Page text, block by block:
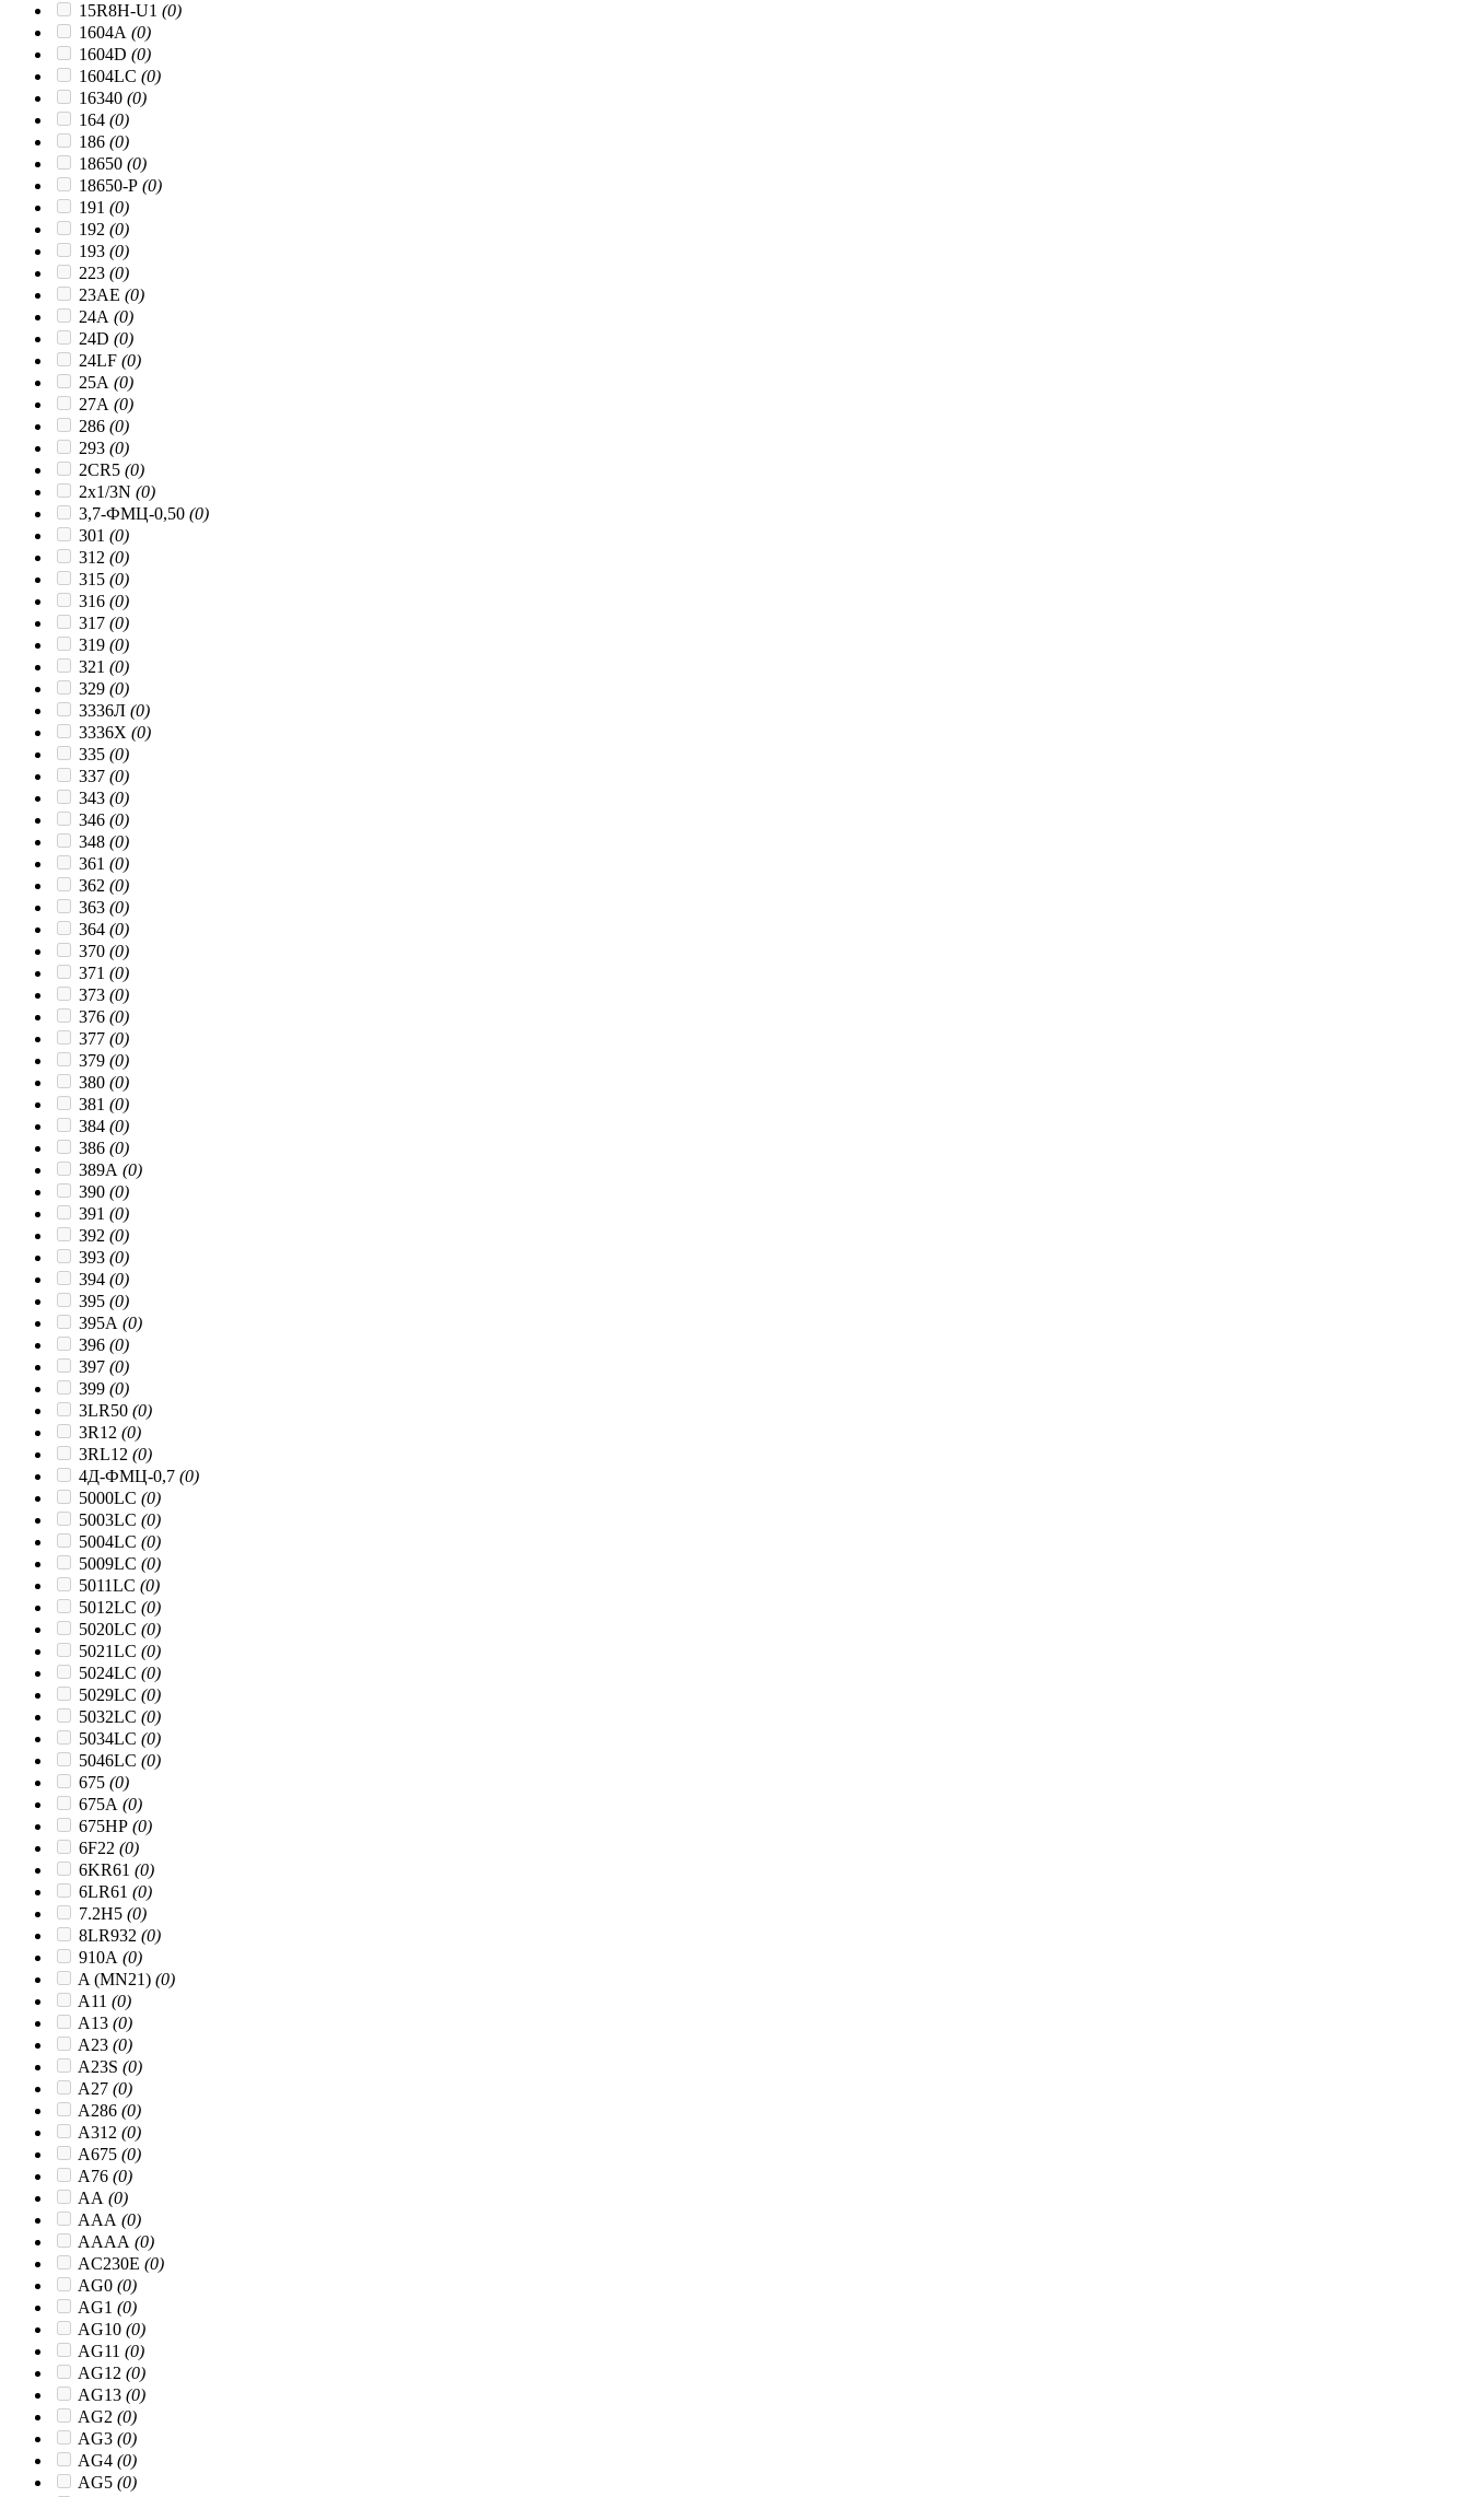
15R8H-U1 (0)
1604A (0)
1604D (0)
1604LC (0)
16340 (0)
164 (0)
186 (0)
18650 (0)
18650-P (0)
191 (0)
192 (0)
193 (0)
223 (0)
23AЕ (0)
24A (0)
24D (0)
24LF (0)
25A (0)
27A (0)
286 (0)
293 (0)
2CR5 (0)
2x1/3N (0)
3,7-ФМЦ-0,50 (0)
301 (0)
312 (0)
315 (0)
316 (0)
317 (0)
319 (0)
321 (0)
329 (0)
3336Л (0)
3336Х (0)
335 (0)
337 (0)
343 (0)
346 (0)
348 (0)
361 (0)
362 (0)
363 (0)
364 (0)
370 (0)
371 (0)
373 (0)
376 (0)
377 (0)
379 (0)
380 (0)
381 (0)
384 (0)
386 (0)
389A (0)
390 (0)
391 (0)
392 (0)
393 (0)
394 (0)
395 (0)
395A (0)
396 (0)
397 (0)
399 (0)
3LR50 (0)
3R12 (0)
3RL12 (0)
4Д-ФМЦ-0,7 (0)
5000LC (0)
5003LC (0)
5004LC (0)
5009LC (0)
5011LC (0)
5012LC (0)
5020LC (0)
5021LC (0)
5024LC (0)
5029LC (0)
5032LC (0)
5034LC (0)
5046LC (0)
675 (0)
675A (0)
675HP (0)
6F22 (0)
6KR61 (0)
6LR61 (0)
7.2H5 (0)
8LR932 (0)
910A (0)
A (MN21) (0)
A11 (0)
A13 (0)
A23 (0)
A23S (0)
A27 (0)
A286 (0)
A312 (0)
A675 (0)
A76 (0)
AA (0)
AAA (0)
AAAA (0)
AC230E (0)
AG0 (0)
AG1 (0)
AG10 (0)
AG11 (0)
AG12 (0)
AG13 (0)
AG2 (0)
AG3 (0)
AG4 (0)
AG5 (0)